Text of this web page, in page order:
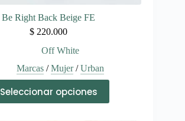
Be Right Back Beige FE
$ 220.000
Off White
Marcas /Mujer/Urban
Seleccionar opciones
producto
tiene